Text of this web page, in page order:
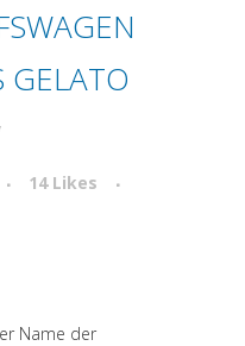
GELATO
14 Likes
Name der